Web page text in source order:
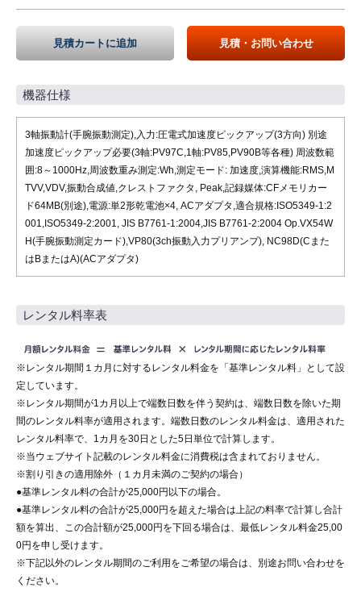
見積カートに追加 見積・お問い合わせ
機器仕様
3軸振動計(手腕振動測定),入力:圧電式加速度ピックアップ(3方向) 別途
加速度ピックアップ必要(3軸:PV97C,1軸:PV85,PV90B等各種) 周波数範
囲:8～1000Hz,周波数重み測定:Wh,測定モード: 加速度,演算機能:RMS,M
TVV,VDV,振動合成値,クレストファクタ, Peak,記録媒体:CFメモリカー
ド64MB(別途),電源:単2形乾電池×4, ACアダプタ,適合規格:ISO5349-1:2
001,ISO5349-2:2001, JIS B7761-1:2004,JIS B7761-2:2004 Op.VX54W
H(手腕振動測定カード),VP80(3ch振動入力プリアンプ), NC98D(Cまた
はBまたはA)(ACアダプタ)
レンタル料率表
※レンタル期間１カ月に対するレンタル料金を「基準レンタル料」として設
定しています。
※レンタル期間が1カ月以上で端数日数を伴う契約は、端数日数を除いた期
間のレンタル料率が適用されます。端数日数のレンタル料金は、適用された
レンタル料率で、1カ月を30日とした5日単位で計算します。
※当ウェブサイト記載のレンタル料金に消費税は含まれておりません。
※割り引きの適用除外（１カ月未満のご契約の場合）
●基準レンタル料の合計が25,000円以下の場合。
●基準レンタル料の合計が25,000円を超えた場合は上記の料率で計算し合計
額を算出、この合計額が25,000円を下回る場合は、最低レンタル料金25,00
0円を申し受けます。
※下記以外のレンタル期間のご利用をご希望の場合は、別途お問い合わせを
ください。